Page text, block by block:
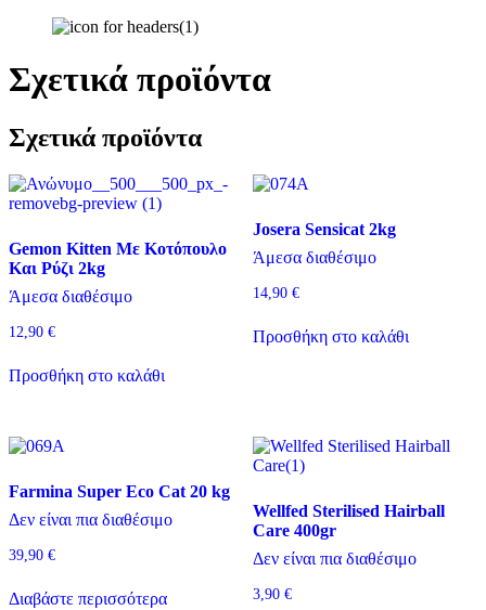
Σχετικά προϊόντα
Σχετικά προϊόντα
Gemon Kitten Με Κοτόπουλο
Και Ρύζι 2kg
Άμεσα διαθέσιμο
12,90 €
Προσθήκη στο καλάθι
Josera Sensicat 2kg
Άμεσα διαθέσιμο
14,90 €
Προσθήκη στο καλάθι
Farmina Super Eco Cat 20 kg
Δεν είναι πια διαθέσιμο
39,90 €
Διαβάστε περισσότερα
Wellfed Sterilised Hairball
Care 400gr
Δεν είναι πια διαθέσιμο
3,90 €